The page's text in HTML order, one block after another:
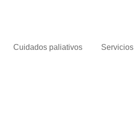
Cuidados paliativos Servicios